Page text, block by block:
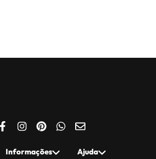
Informações Ajuda